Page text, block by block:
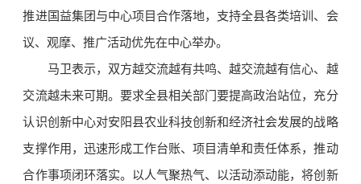
推进国益集团与中心项目合作落地，支持全县各类培训、会
议、观摩、推广活动优先在中心举办。
马卫表示，双方越交流越有共鸣、越交流越有信心、越
交流越未来可期。要求全县相关部门要提高政治站位，充分
认识创新中心对安阳县农业科技创新和经济社会发展的战略
支撑作用，迅速形成工作台账、项目清单和责任体系，推动
合作事项闭环落实。以人气聚热气、以活动添动能，将创新